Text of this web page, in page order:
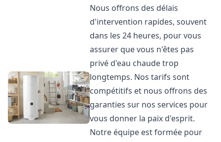
Nous offrons des délais
d'intervention rapides, souvent
dans les 24 heures, pour vous
assurer que vous n'êtes pas
privé d'eau chaude trop
longtemps. Nos tarifs sont
compétitifs et nous offrons des
garanties sur nos services pour
vous donner la paix d'esprit.
Notre équipe est formée pour